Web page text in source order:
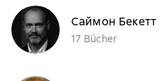
Саймон Бекетт
17 Bücher